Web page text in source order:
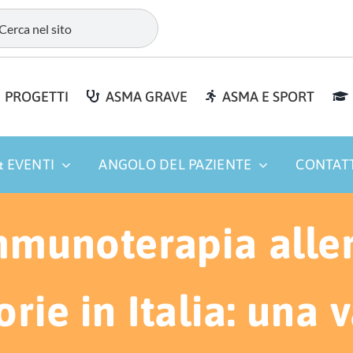
PROGETTI ASMA GRAVE ASMA E SPORT
EVENTI ANGOLO DEL PAZIENTE
in Italia: una